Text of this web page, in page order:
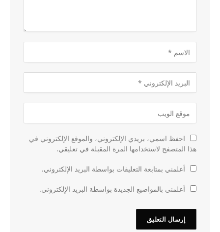
احفظ اسمي، بريدي الإلكتروني، والموقع الإلكتروني في
هذا المتصفح لاستخدامها المرة المقبلة في تعليقي.
أعلمني بمتابعة التعليقات بواسطة البريد الإلكتروني.
أعلمني بالمواضيع الجديدة بواسطة البريد الإلكتروني.